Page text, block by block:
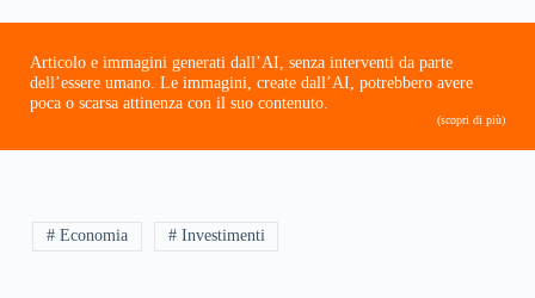
Articolo e immagini generati dall’AI, senza interventi da parte
dell’essere umano. Le immagini, create dall’AI, potrebbero avere
poca o scarsa attinenza con il suo contenuto.
(scopri di più)
# Economia # Investimenti